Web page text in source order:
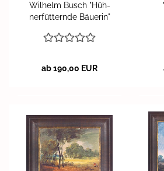
Wil­helm Busch "Hüh­
ner­füt­tern­de Bäue­rin"
ab 190,00 EUR